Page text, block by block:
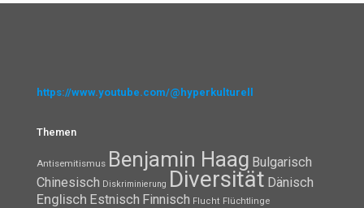
https://www.youtube.com/@hyperkulturell
Themen
Antisemitismus Benjamin Haag Bulgarisch
Chinesisch Diskriminierung Diversität Dänisch
Englisch Estnisch Finnisch Flucht Flüchtlinge